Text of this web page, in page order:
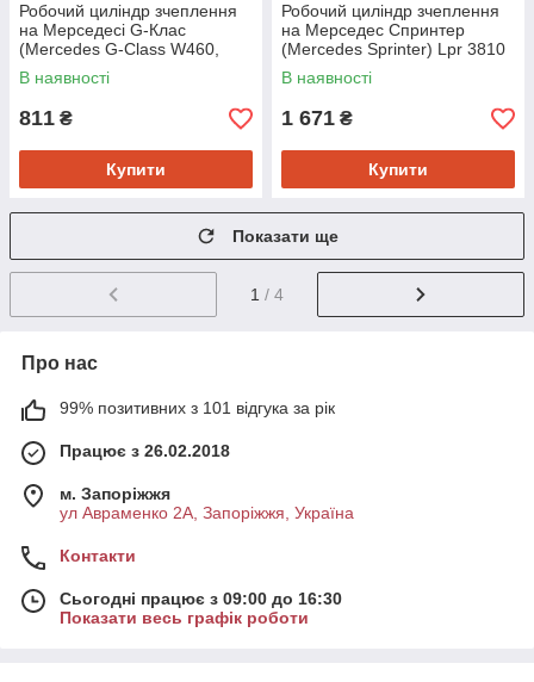
Робочий циліндр зчеплення
на Мерседесі G-Клас
(Mercedes G-Class W460,
W461,W463) Metelli 540018
В наявності
811 ₴
Купити
Робочий циліндр зчеплення
на Мерседес Спринтер
(Mercedes Sprinter) Lpr 3810
В наявності
1 671 ₴
Купити
Показати ще
1 / 4
Про нас
99% позитивних з 101 відгука за рік
Працює з 26.02.2018
м. Запоріжжя
ул Авраменко 2А, Запоріжжя, Україна
Контакти
Сьогодні працює з 09:00 до 16:30
Показати весь графік роботи